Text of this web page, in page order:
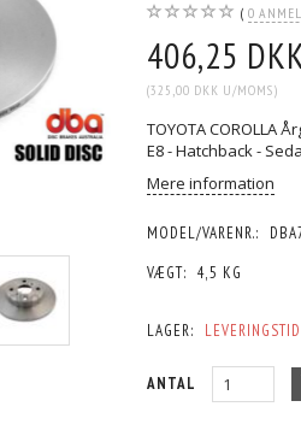
0
406,25
(325,00 DKK U/MOMS)
TOYOTA COROLLA
E8 - Hatchback -
Mere information
MODEL/VARENR.:
VÆGT:
4,5 KG
LAGER:
ANTAL